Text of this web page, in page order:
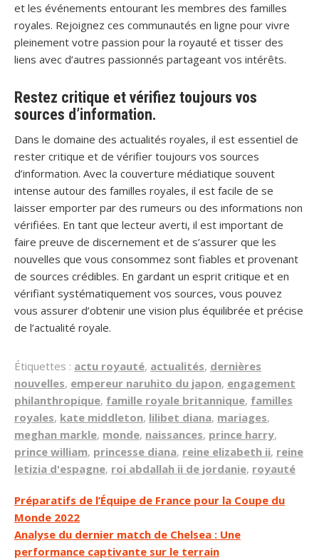
et les événements entourant les membres des familles
royales. Rejoignez ces communautés en ligne pour vivre
pleinement votre passion pour la royauté et tisser des
liens avec d’autres passionnés partageant vos intérêts.
Restez critique et vérifiez toujours vos
sources d’information.
Dans le domaine des actualités royales, il est essentiel de
rester critique et de vérifier toujours vos sources
d’information. Avec la couverture médiatique souvent
intense autour des familles royales, il est facile de se
laisser emporter par des rumeurs ou des informations non
vérifiées. En tant que lecteur averti, il est important de
faire preuve de discernement et de s’assurer que les
nouvelles que vous consommez sont fiables et provenant
de sources crédibles. En gardant un esprit critique et en
vérifiant systématiquement vos sources, vous pouvez
vous assurer d’obtenir une vision plus équilibrée et précise
de l’actualité royale.
Étiquettes : actu royauté, actualités, dernières
nouvelles, empereur naruhito du japon, engagement
philanthropique, famille royale britannique, familles
royales, kate middleton, lilibet diana, mariages,
meghan markle, monde, naissances, prince harry,
prince william, princesse diana, reine elizabeth ii, reine
letizia d'espagne, roi abdallah ii de jordanie, royauté
Navigation
de
l’article
Préparatifs de l’Équipe de France pour la Coupe du
Monde 2022
Analyse du dernier match de Chelsea : Une
performance captivante sur le terrain